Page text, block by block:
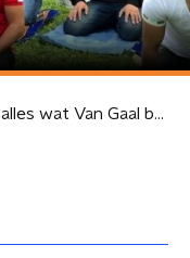
'Het is talk of the town, alles wat Van Gaal benoemt is wereldnieuws'